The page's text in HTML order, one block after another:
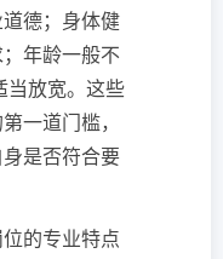
德；身体健
年龄一般不
当放宽。这些
一道门槛，
是否符合要
的专业特点